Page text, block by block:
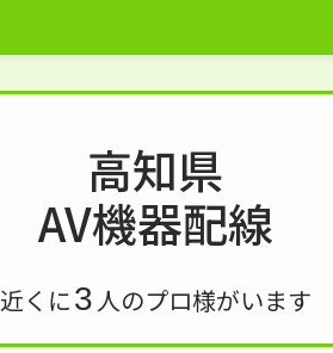
高知県
AV機器配線
近くに3人のプロ様がいます